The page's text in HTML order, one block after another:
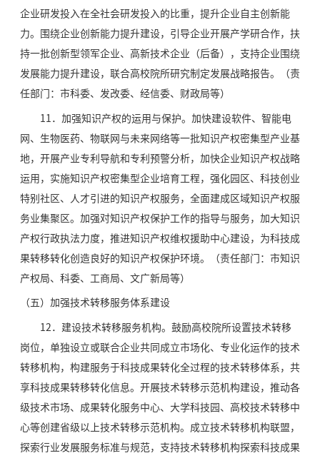
企业研发投入在全社会研发投入的比重，提升企业自主创新能
力。围绕企业创新能力提升建设，引导企业开展产学研合作，扶
持一批创新型领军企业、高新技术企业（后备），支持企业围绕
发展能力提升建设，联合高校院所研究制定发展战略报告。（责
任部门：市科委、发改委、经信委、财政局等）
11．加强知识产权的运用与保护。加快建设软件、智能电
网、生物医药、物联网与未来网络等一批知识产权密集型产业基
地，开展产业专利导航和专利预警分析，加快企业知识产权战略
运用，实施知识产权密集型企业培育工程，强化园区、科技创业
特别社区、人才引进的知识产权服务，全面建成区域知识产权服
务业集聚区。加强对知识产权保护工作的指导与服务，加大知识
产权行政执法力度，推进知识产权维权援助中心建设，为科技成
果转移转化创造良好的知识产权保护环境。（责任部门：市知识
产权局、科委、工商局、文广新局等）
（五）加强技术转移服务体系建设
12．建设技术转移服务机构。鼓励高校院所设置技术转移
岗位，单独设立或联合企业共同成立市场化、专业化运作的技术
转移机构，构建服务于科技成果转化全过程的技术转移体系，共
享科技成果转移转化信息。开展技术转移示范机构建设，推动各
级技术市场、成果转化服务中心、大学科技园、高校技术转移中
心等创建省级以上技术转移示范机构。成立技术转移机构联盟，
探索行业发展服务标准与规范，支持技术转移机构探索科技成果